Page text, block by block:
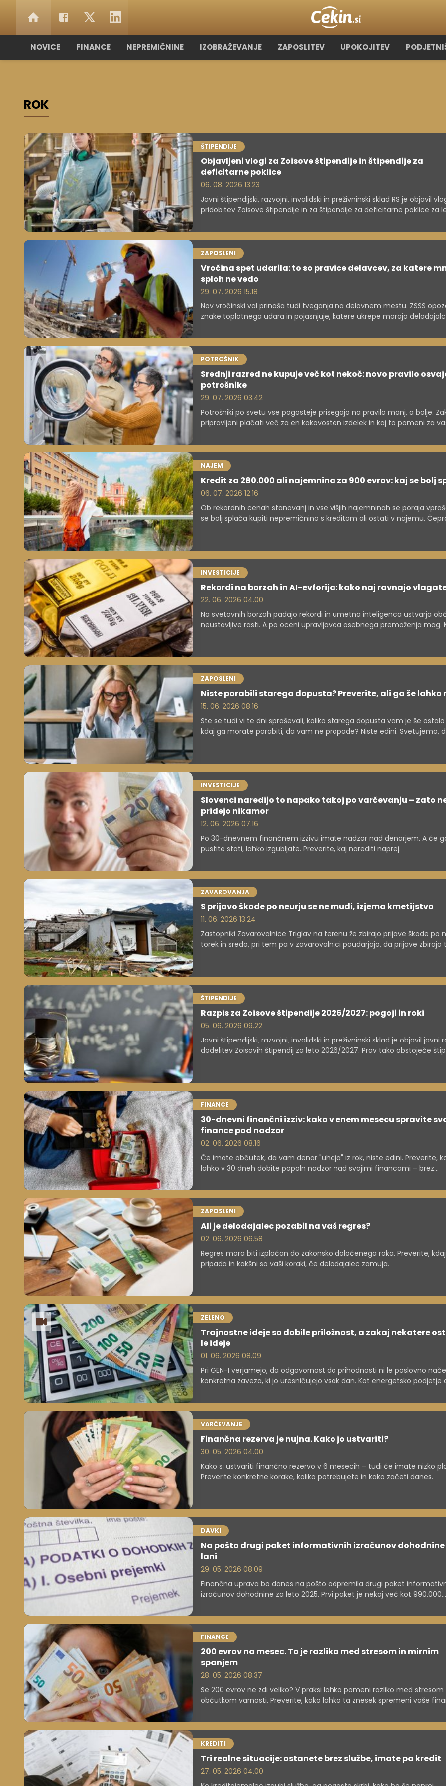
NOVICE FINANCE NEPREMIČNINE IZOBRAŽEVANJE ZAPOSLITEV UPOKOJITEV
ROK
ŠTIPENDIJE
Objavljeni vlogi za Zoisove štipendije in štipendije za
deficitarne poklice
06. 08. 2026 13.23
Javni štipendijski, razvojni, invalidski in preživninski sklad RS je objavil
pridobitev Zoisove štipendije in za štipendije za deficitarne poklice za
dijake je 30. september, za Zoisovo štipendijo za študente pa je rok 30.
oktobra.
ZAPOSLENI
Vročina spet udarila: to so pravice delavcev, za katere
sploh ne vedo
29. 07. 2026 15.18
Nov vročinski val prinaša tudi tveganja na delovnem mestu. ZSSS
znake toplotnega udara in pojasnjuje, katere ukrepe morajo delodajalci
POTROŠNIK
Srednji razred ne kupuje več kot nekoč: novo pravilo
potrošnike
29. 07. 2026 03.42
Potrošniki po svetu vse pogosteje prisegajo na pravilo manj, a bolje.
pripravljeni plačati več za en kakovosten izdelek in kaj to pomeni za
NAJEM
Kredit za 280.000 ali najemnina za 900 evrov: kaj se bolj
06. 07. 2026 12.16
Ob rekordnih cenah stanovanj in vse višjih najemninah se poraja
se bolj splača kupiti nepremičnino s kreditom ali ostati v najemu.
INVESTICIJE
Rekordi na borzah in AI-evforija: kako naj ravnajo
22. 06. 2026 04.00
Na svetovnih borzah padajo rekordi in umetna inteligenca ustvarja
neustavljive rasti. A po oceni upravljavca osebnega premoženja mag.
ZAPOSLENI
Niste porabili starega dopusta? Preverite, ali ga še lahko
15. 06. 2026 08.16
Ste se tudi vi te dni spraševali, koliko starega dopusta vam je še
kdaj ga morate porabiti, da vam ne propade? Niste edini. Svetujemo,
INVESTICIJE
Slovenci naredijo to napako takoj po varčevanju – zato
pridejo nikamor
12. 06. 2026 07.16
Po 30-dnevnem finančnem izzivu imate nadzor nad denarjem. A če
pustite stati, lahko izgubljate. Preverite, kaj narediti naprej.
ZAVAROVANJA
S prijavo škode po neurju se ne mudi, izjema kmetijstvo
11. 06. 2026 13.24
Zastopniki Zavarovalnice Triglav na terenu že zbirajo prijave škode po
torek in sredo, pri tem pa v zavarovalnici poudarjajo, da prijave zbirajo
dneh, posebej pred žetvijo.
ŠTIPENDIJE
Razpis za Zoisove štipendije 2026/2027: pogoji in roki
05. 06. 2026 09.22
Javni štipendijski, razvojni, invalidski in preživninski sklad je objavil javni
dodelitev Zoisovih štipendij za leto 2026/2027. Prav tako obstoječe
oktober.
FINANCE
30-dnevni finančni izziv: kako v enem mesecu spravite
finance pod nadzor
02. 06. 2026 08.16
Če imate občutek, da vam denar "uhaja" iz rok, niste edini. Preverite,
lahko v 30 dneh dobite popoln nadzor nad svojimi financami – brez
ZAPOSLENI
Ali je delodajalec pozabil na vaš regres?
02. 06. 2026 06.58
Regres mora biti izplačan do zakonsko določenega roka. Preverite,
pripada in kakšni so vaši koraki, če delodajalec zamuja.
ZELENO
Trajnostne ideje so dobile priložnost, a zakaj nekatere
le ideje
01. 06. 2026 08.09
Pri GEN-I verjamejo, da odgovornost do prihodnosti ni le poslovno
konkretna zaveza, ki jo uresničujejo vsak dan. Kot energetsko podjetje
VARČEVANJE
Finančna rezerva je nujna. Kako jo ustvariti?
30. 05. 2026 04.00
Kako si ustvariti finančno rezervo v 6 mesecih – tudi če imate nizko
Preverite konkretne korake, koliko potrebujete in kako začeti danes.
DAVKI
Na pošto drugi paket informativnih izračunov dohodnine
lani
29. 05. 2026 08.09
Finančna uprava bo danes na pošto odpremila drugi paket
izračunov dohodnine za leto 2025. Prvi paket je nekaj več kot 990.000
plačali preveč dohodnine, so vračilo že prejeli na svoje bančne račune.
doplačilom imajo še nekaj dni časa.
FINANCE
200 evrov na mesec. To je razlika med stresom in mirnim
spanjem
28. 05. 2026 08.37
Se 200 evrov ne zdi veliko? V praksi lahko pomeni razliko med stresom
občutkom varnosti. Preverite, kako lahko ta znesek spremeni vaše
KREDITI
Tri realne situacije: ostanete brez službe, imate pa kredit
27. 05. 2026 04.00